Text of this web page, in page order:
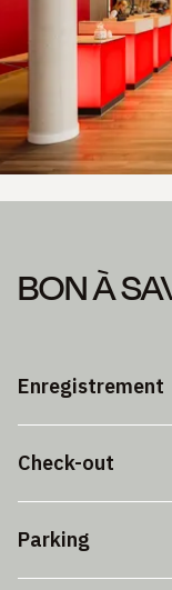
BON À
Enregistrement
Check-out
Parking